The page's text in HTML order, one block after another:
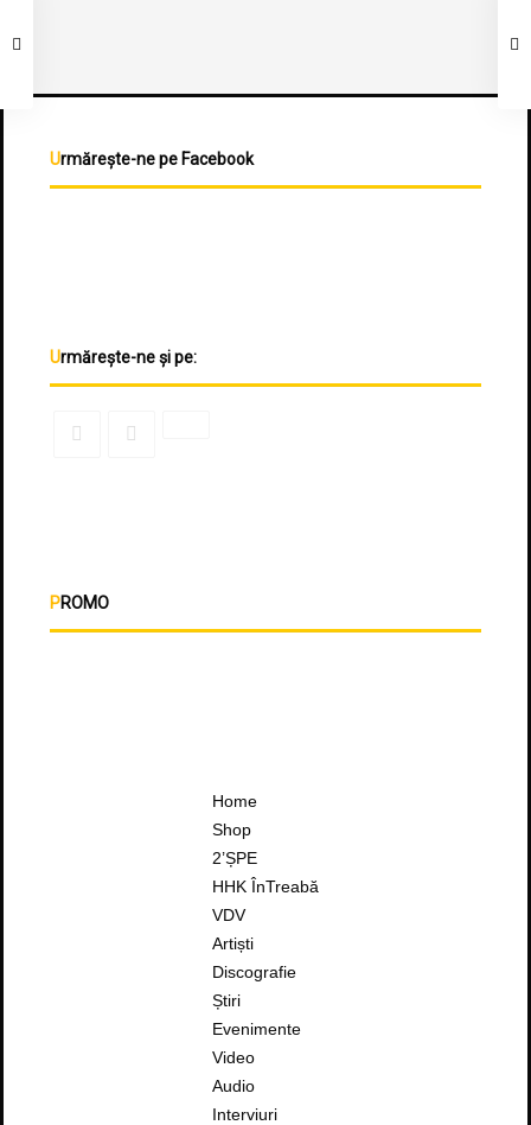
Urmărește-ne pe Facebook
Urmărește-ne și pe:
PROMO
Home
Shop
2’ȘPE
HHK ÎnTreabă
VDV
Artiști
Discografie
Știri
Evenimente
Video
Audio
Interviuri